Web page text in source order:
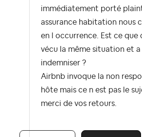
immédiatement porté
assurance habitation nous
en l occurrence. Est ce que
vécu la même situation et a
indemniser ?
Airbnb invoque la non
hôte mais ce n est pas le
merci de vos retours.